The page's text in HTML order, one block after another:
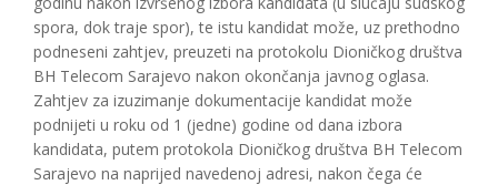
spora, dok traje spor), te istu kandidat može, uz prethodno
podneseni zahtjev, preuzeti na protokolu Dioničkog društva
BH Telecom Sarajevo nakon okončanja javnog oglasa.
Zahtjev za izuzimanje dokumentacije kandidat može
podnijeti u roku od 1 (jedne) godine od dana izbora
kandidata, putem protokola Dioničkog društva BH Telecom
Sarajevo na naprijed navedenoj adresi, nakon čega će